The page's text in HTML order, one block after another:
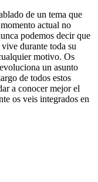
de un tema que
actual no
podemos decir que
durante toda su
motivo. Os
un asunto
de todos estos
a conocer mejor el
os veis integrados en